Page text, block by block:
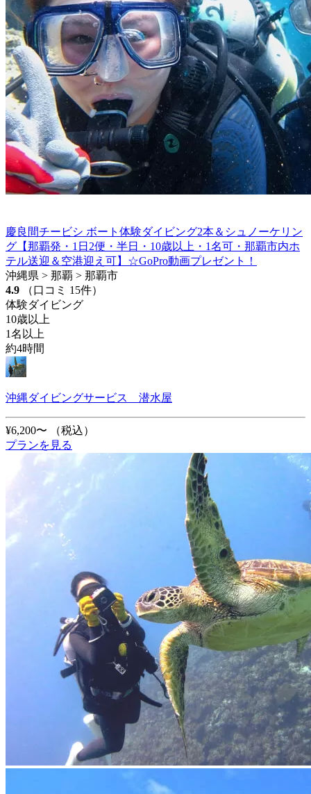
慶良間チービシ ボート体験ダイビング2本＆シュノーケリン
グ【那覇発・1日2便・半日・10歳以上・1名可・那覇市内ホ
テル送迎＆空港迎え可】☆GoPro動画プレゼント！
沖縄県 > 那覇 > 那覇市
4.9
（口コミ 15件）
体験ダイビング
10歳以上
1名以上
約4時間
沖縄ダイビングサービス 潜水屋
¥6,200〜
（税込）
プランを見る